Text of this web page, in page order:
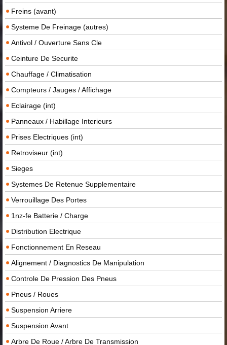
Freins (avant)
Systeme De Freinage (autres)
Antivol / Ouverture Sans Cle
Ceinture De Securite
Chauffage / Climatisation
Compteurs / Jauges / Affichage
Eclairage (int)
Panneaux / Habillage Interieurs
Prises Electriques (int)
Retroviseur (int)
Sieges
Systemes De Retenue Supplementaire
Verrouillage Des Portes
1nz-fe Batterie / Charge
Distribution Electrique
Fonctionnement En Reseau
Alignement / Diagnostics De Manipulation
Controle De Pression Des Pneus
Pneus / Roues
Suspension Arriere
Suspension Avant
Arbre De Roue / Arbre De Transmission